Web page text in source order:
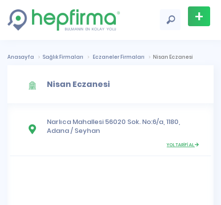
+
Ekle
Anasayfa Sağlık Firmaları Eczaneler Firmaları Nisan Eczanesi
Nisan Eczanesi
Narlıca Mahallesi 56020 Sok. No:6/a, 1180,
Adana/ Seyhan
YOL TARİFİ AL